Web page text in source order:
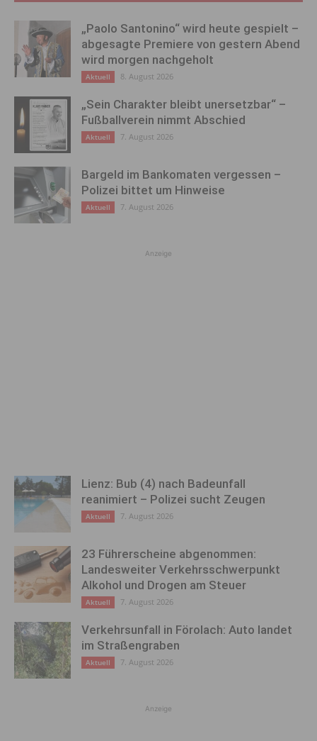
„Paolo Santonino“ wird heute gespielt –
abgesagte Premiere von gestern Abend
wird morgen nachgeholt
Aktuell 8. August 2026
„Sein Charakter bleibt unersetzbar“ –
Fußballverein nimmt Abschied
Aktuell 7. August 2026
Bargeld im Bankomaten vergessen –
Polizei bittet um Hinweise
Aktuell 7. August 2026
Anzeige
Lienz: Bub (4) nach Badeunfall
reanimiert – Polizei sucht Zeugen
Aktuell 7. August 2026
23 Führerscheine abgenommen:
Landesweiter Verkehrsschwerpunkt
Alkohol und Drogen am Steuer
Aktuell 7. August 2026
Verkehrsunfall in Förolach: Auto landet
im Straßengraben
Aktuell 7. August 2026
Anzeige